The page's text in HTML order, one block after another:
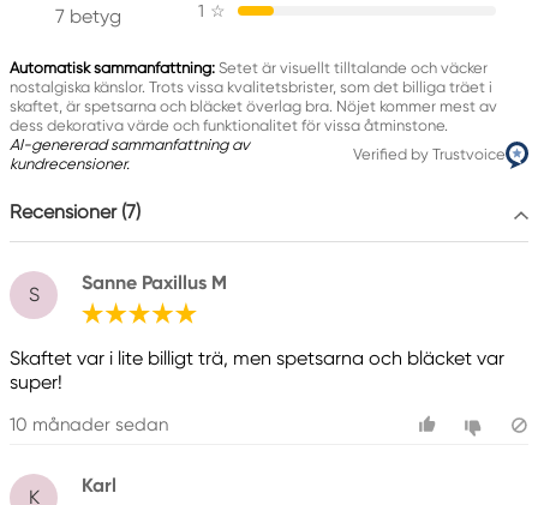
7323 Give, Denmark
+45 60 82 00 03
7 betyg
1 ☆
Automatisk sammanfattning: Setet är visuellt tilltalande och väcker
nostalgiska känslor. Trots vissa kvalitetsbrister, som det billiga träet i
skaftet, är spetsarna och bläcket överlag bra. Nöjet kommer mest av
dess dekorativa värde och funktionalitet för vissa åtminstone.
AI-genererad sammanfattning av
kundrecensioner.
Verified by Trustvoice
Recensioner (7)
S
Sanne Paxillus M
Skaftet var i lite billigt trä, men spetsarna och bläcket var
super!
10 månader sedan
K
Karl